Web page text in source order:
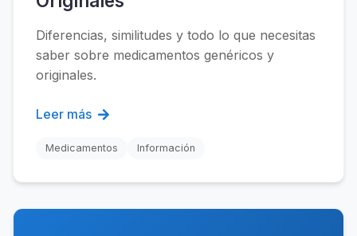
Diferencias, similitudes y todo lo que necesitas
saber sobre medicamentos genéricos y
originales.
Leer más
Medicamentos Información